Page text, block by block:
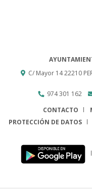
C/ Mayor 1422210
974 301 162
CONTACTO
PROTECCIÓN DE DATOS